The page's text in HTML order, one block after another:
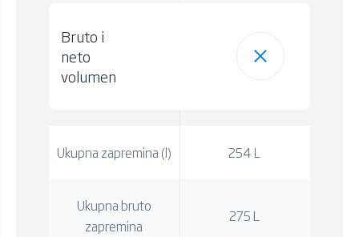
Bruto i
neto
volumen
Ukupna zapremina (l) 254 L
Ukupna bruto
zapremina
275 L